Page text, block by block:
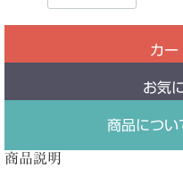
カー
お気
商品につい
商品説明